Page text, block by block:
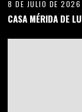
exigencias del clima